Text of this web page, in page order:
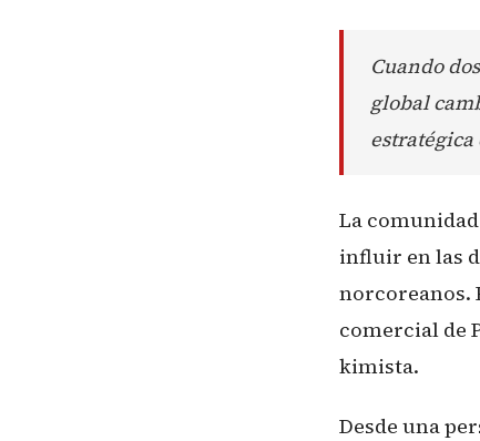
Cuando
global
La
influir en las
norcoreanos.
comercial de
kimista.
Desde una